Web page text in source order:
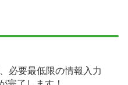
必要最低限の情報入力